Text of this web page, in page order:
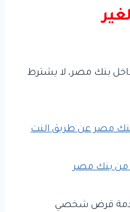
بنك مصر، لا يشترط
مصر عن طريق النت
من بنك مصر
خدمة قرض شخصي